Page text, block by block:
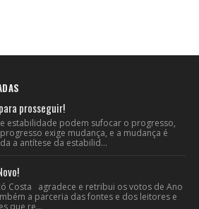
prosseguir!
estabilidade podem sufocar o progresso,
exige mudança, e a mudança é
a antítese da estabilid...
Costa agradece e retribui os votos de Ano
a parceria das fontes e dos leitores e